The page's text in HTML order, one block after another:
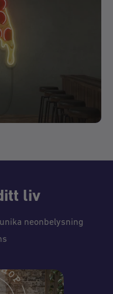
liv
neonbelysning